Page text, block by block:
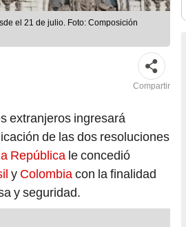
el 21 de julio. Foto: Composición
Compartir
extranjeros ingresará
de las dos resoluciones
República le concedió
y Colombiacon la finalidad
y seguridad.